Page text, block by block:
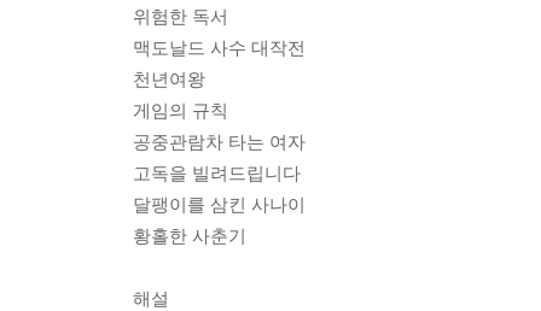
위험한 독서
맥도날드 사수 대작전
천년여왕
게임의 규칙
공중관람차 타는 여자
고독을 빌려드립니다
달팽이를 삼킨 사나이
황홀한 사춘기
해설